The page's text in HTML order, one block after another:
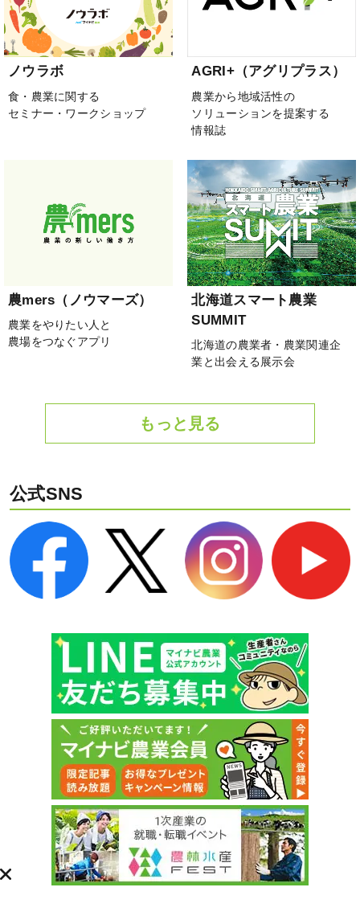
ノウラボ
食・農業に関する
セミナー・ワークショップ
AGRI+（アグリプラス）
農業から地域活性の
ソリューションを提案する
情報誌
農mers（ノウマーズ）
農業をやりたい人と
農場をつなぐアプリ
北海道スマート農業
SUMMIT
北海道の農業者・農業関連企
業と出会える展示会
もっと見る
公式SNS